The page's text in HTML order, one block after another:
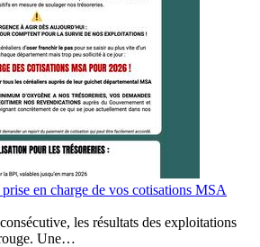
en charge de vos cotisations MSA
les résultats des exploitations
Une…